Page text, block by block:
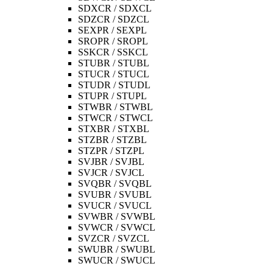
SDXCR / SDXCL
SDZCR / SDZCL
SEXPR / SEXPL
SROPR / SROPL
SSKCR / SSKCL
STUBR / STUBL
STUCR / STUCL
STUDR / STUDL
STUPR / STUPL
STWBR / STWBL
STWCR / STWCL
STXBR / STXBL
STZBR / STZBL
STZPR / STZPL
SVJBR / SVJBL
SVJCR / SVJCL
SVQBR / SVQBL
SVUBR / SVUBL
SVUCR / SVUCL
SVWBR / SVWBL
SVWCR / SVWCL
SVZCR / SVZCL
SWUBR / SWUBL
SWUCR / SWUCL